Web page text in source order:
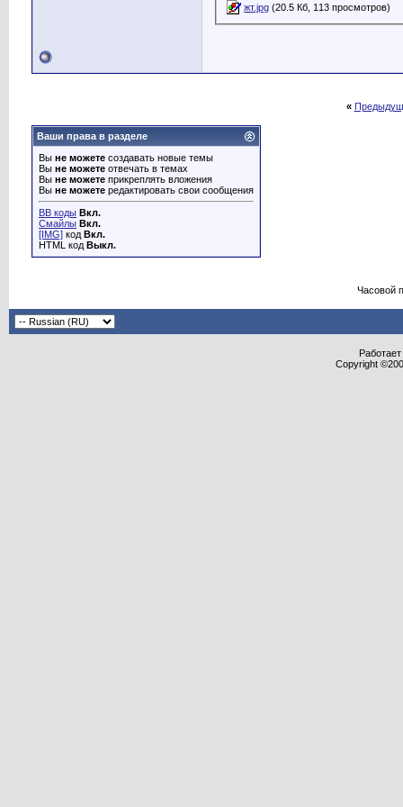
жт.jpg (20.5 Кб, 113 просмотров)
«
Ваши права в разделе
Вы не можете создавать новые темы
Вы не можете отвечать в темах
Вы не можете прикреплять вложения
Вы не можете редактировать свои сообщения
BB коды Вкл.
Смайлы Вкл.
[IMG] код Вкл.
HTML код Выкл.
Часовой
Copyright